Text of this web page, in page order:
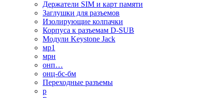
Держатели SIM и карт памяти
Заглушки для разъемов
Изолирующие колпачки
Корпуса к разъемам D-SUB
Модули Keystone Jack
мр1
мрн
онп…
онц-бс-бм
Переходные разъемы
р